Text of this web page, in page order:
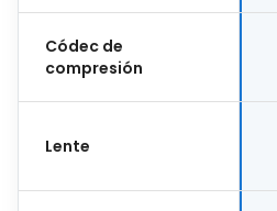
Códec de
compresión
Lente